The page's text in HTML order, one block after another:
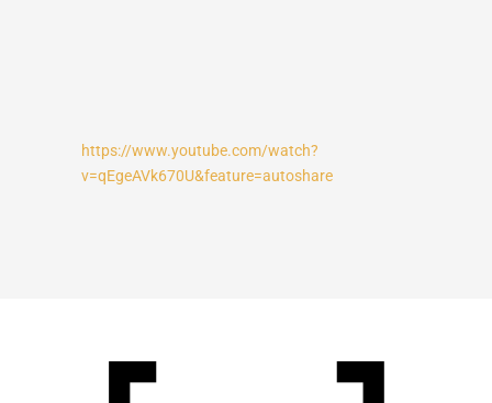
https://www.youtube.com/watch?
v=qEgeAVk670U&feature=autoshare